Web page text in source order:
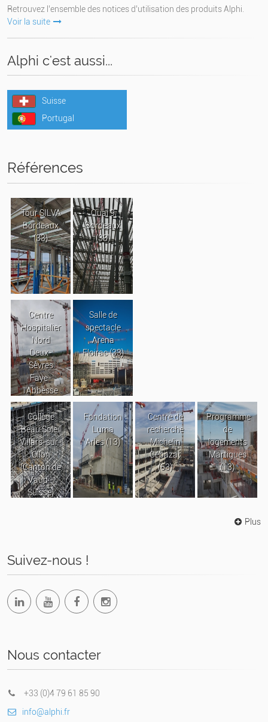
Retrouvez l’ensemble des notices d’utilisation des produits Alphi.
Voir la suite
Alphi c'est aussi...
Suisse
Portugal
Références
Tour SILVA
Bordeaux
(33)
Quai 9
Bordeaux
(33)
Centre
Hospitalier
Nord
Deux-
Sèvres
Faye-
l’Abbesse
Salle de
spectacle
Arena
Floirac (33)
Collège
Beau Soleil
Villars-sur-
Ollon
(Canton de
Vaud -
Suisse)
Fondation
Luma
Arles (13)
Centre de
recherche
Michelin
Cébazat
(63)
Programme
de
logements
Martigues
(13)
Plus
Suivez-nous !
Nous contacter
+33 (0)4 79 61 85 90
info@alphi.fr